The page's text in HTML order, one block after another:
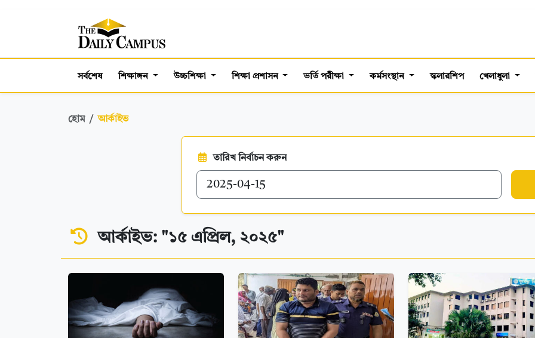
সর্বশেষ শিক্ষাঙ্গন উচ্চশিক্ষা শিক্ষা প্রশাসন ভর্তি পরীক্ষা কর্মসংস্থান স্কলারশিপ খেলাধুলা
হোম আর্কাইভ
তারিখ নির্বাচন করুন
আর্কাইভ: "১৫ এপ্রিল, ২০২৫"